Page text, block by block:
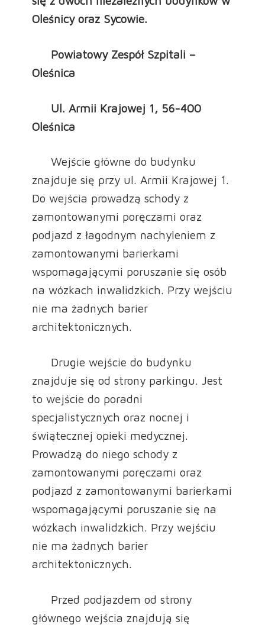
Oleśnicy oraz Sycowie.
Powiatowy Zespół Szpitali –
Oleśnica
Ul. Armii Krajowej 1, 56-400
Oleśnica
Wejście główne do budynku
znajduje się przy ul. Armii Krajowej 1.
Do wejścia prowadzą schody z
zamontowanymi poręczami oraz
podjazd z łagodnym nachyleniem z
zamontowanymi barierkami
wspomagającymi poruszanie się osób
na wózkach inwalidzkich. Przy wejściu
nie ma żadnych barier
architektonicznych.
Drugie wejście do budynku
znajduje się od strony parkingu. Jest
to wejście do poradni
specjalistycznych oraz nocnej i
świątecznej opieki medycznej.
Prowadzą do niego schody z
zamontowanymi poręczami oraz
podjazd z zamontowanymi barierkami
wspomagającymi poruszanie się na
wózkach inwalidzkich. Przy wejściu
nie ma żadnych barier
architektonicznych.
Przed podjazdem od strony
głównego wejścia znajdują się